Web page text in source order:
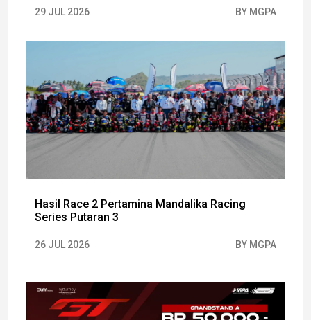
29 JUL 2026 BY MGPA
Hasil Race 2 Pertamina Mandalika Racing
Series Putaran 3
26 JUL 2026 BY MGPA